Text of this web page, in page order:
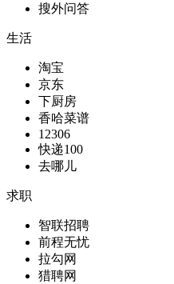
搜外问答
生活
淘宝
京东
下厨房
香哈菜谱
12306
快递100
去哪儿
求职
智联招聘
前程无忧
拉勾网
猎聘网